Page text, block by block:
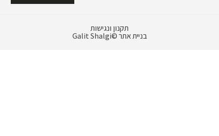
Galit Shalgi©בניית אתר
תקנון ונגישות